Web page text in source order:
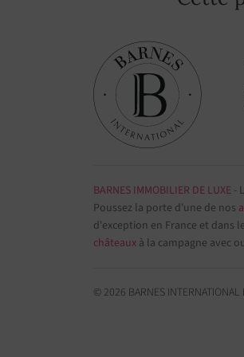
BARNES IMMOBILIER DE LUXE -
Poussez la porte d'une de nos
d'exception en France et dans
châteaux à la campagne avec
© 2026 BARNES INTERNATIONAL